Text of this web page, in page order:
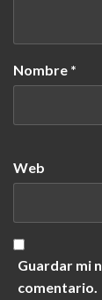
Nombre *
Web
Guardar mi
comentario.